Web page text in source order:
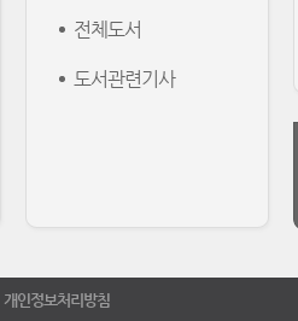
전체도서
도서관련기사
개인정보처리방침